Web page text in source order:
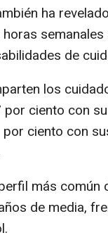
ha
de
los
por ciento con
ciento con
más común
de media,